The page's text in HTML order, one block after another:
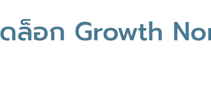
ดล็อก Growth